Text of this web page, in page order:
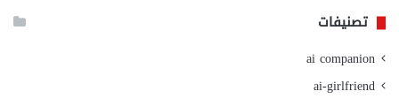
تصنيفات
ai companion
ai-girlfriend